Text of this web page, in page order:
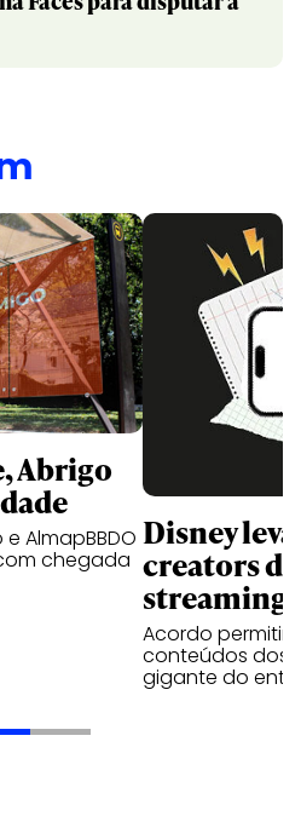
Abrigo
AlmapBBDO
chegada
Disney
creators
streaming
Acordo
conteúdos dos
gigante do